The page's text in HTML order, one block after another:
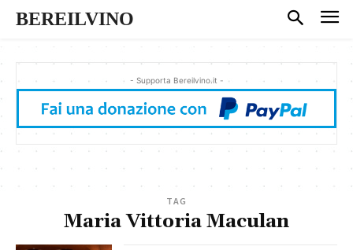
BEREILVINO
- Supporta Bereilvino.it -
TAG
Maria Vittoria Maculan